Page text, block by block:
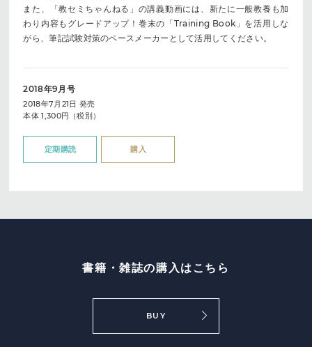
また、「教セミちゃんねる」の講義動画には、新たに一般教養も加
わり内容もグレードアップ！巻末の「Training Book」を活用しな
がら、筆記試験対策のペースメーカーとして活用してください。
2018年9月号
2018年7月21日 発売
本体 1,300円（税別）
定期購読 購入
書籍・雑誌の購入はこちら
BUY